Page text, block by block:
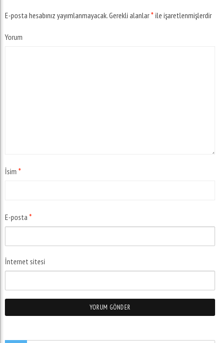
E-posta hesabınız yayımlanmayacak.Gerekli alanlar * ile işaretlenmişlerdir
Yorum
İsim *
E-posta *
İnternet sitesi